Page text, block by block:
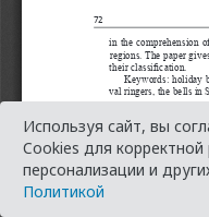
Используя сайт, вы
Cookies для
персонализации и
Политикой